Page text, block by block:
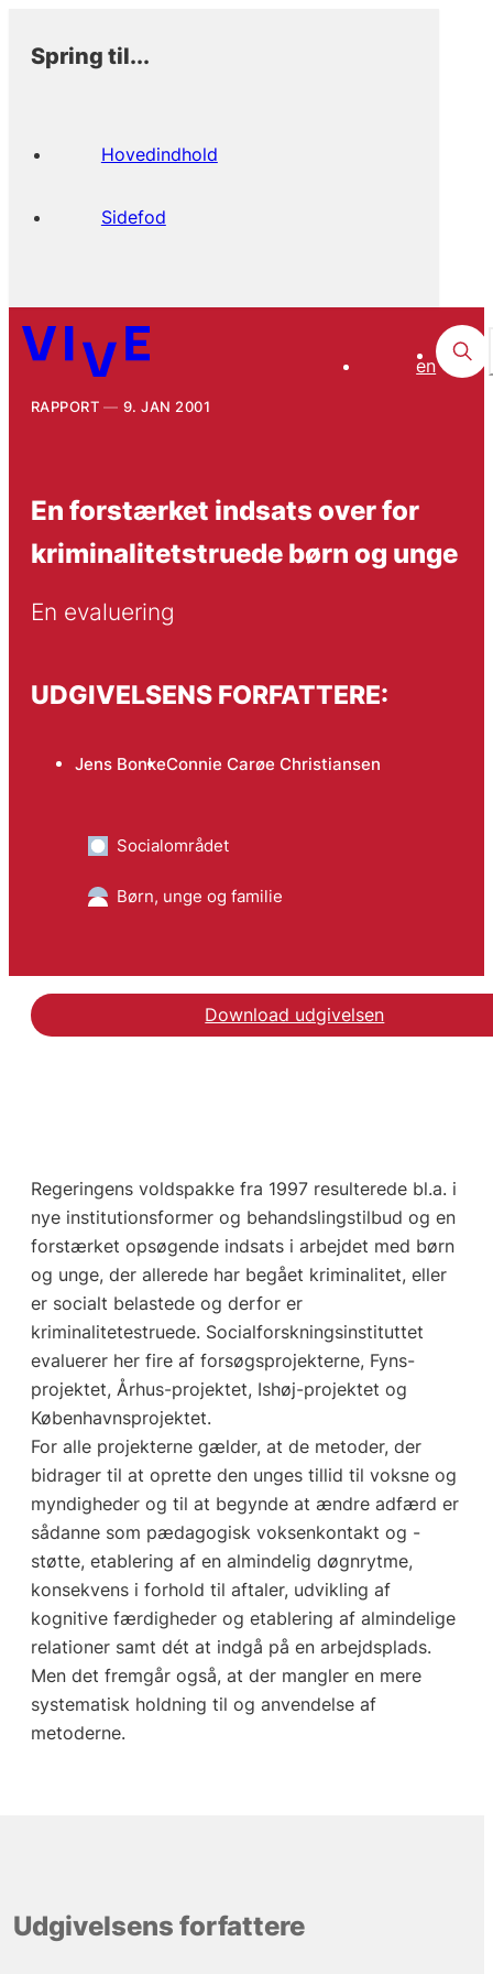
Spring til...
Hovedindhold
Sidefod
en
RAPPORT 9. JAN 2001
En forstærket indsats over for
kriminalitetstruede børn og unge
En evaluering
UDGIVELSENS FORFATTERE:
Jens BonkeConnie Carøe Christiansen
Socialområdet
Børn, unge og familie
Download udgivelsen
Regeringens voldspakke fra 1997 resulterede bl.a. i
nye institutionsformer og behandslingstilbud og en
forstærket opsøgende indsats i arbejdet med børn
og unge, der allerede har begået kriminalitet, eller
er socialt belastede og derfor er
kriminalitetestruede. Socialforskningsinstituttet
evaluerer her fire af forsøgsprojekterne, Fyns-
projektet, Århus-projektet, Ishøj-projektet og
Københavnsprojektet.
For alle projekterne gælder, at de metoder, der
bidrager til at oprette den unges tillid til voksne og
myndigheder og til at begynde at ændre adfærd er
sådanne som pædagogisk voksenkontakt og -
støtte, etablering af en almindelig døgnrytme,
konsekvens i forhold til aftaler, udvikling af
kognitive færdigheder og etablering af almindelige
relationer samt dét at indgå på en arbejdsplads.
Men det fremgår også, at der mangler en mere
systematisk holdning til og anvendelse af
metoderne.
Udgivelsens forfattere